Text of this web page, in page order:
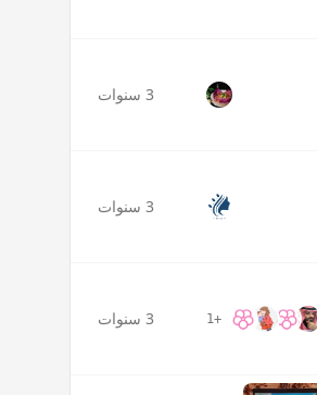
3 سنوات
3 سنوات
+1 3 سنوات